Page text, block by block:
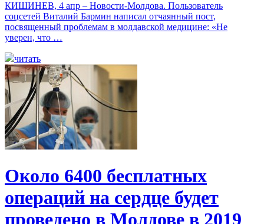
КИШИНЕВ, 4 апр – Новости-Молдова. Пользователь
соцсетей Виталий Бармин написал отчаянный пост,
посвященный проблемам в молдавской медицине: «Не
уверен, что …
читать
Около 6400 бесплатных
операций на сердце будет
проведено в Молдове в 2019